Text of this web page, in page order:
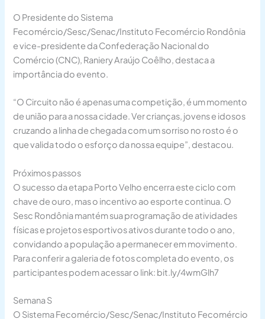
O Presidente do Sistema
Fecomércio/Sesc/Senac/Instituto Fecomércio Rondônia
e vice-presidente da Confederação Nacional do
Comércio (CNC), Raniery Araújo Coêlho, destaca a
importância do evento.
“O Circuito não é apenas uma competição, é um momento
de união para a nossa cidade. Ver crianças, jovens e idosos
cruzando a linha de chegada com um sorriso no rosto é o
que valida todo o esforço da nossa equipe”, destacou.
Próximos passos
O sucesso da etapa Porto Velho encerra este ciclo com
chave de ouro, mas o incentivo ao esporte continua. O
Sesc Rondônia mantém sua programação de atividades
físicas e projetos esportivos ativos durante todo o ano,
convidando a população a permanecer em movimento.
Para conferir a galeria de fotos completa do evento, os
participantes podem acessar o link: bit.ly/4wmGlh7
Semana S
O Sistema Fecomércio/Sesc/Senac/Instituto Fecomércio